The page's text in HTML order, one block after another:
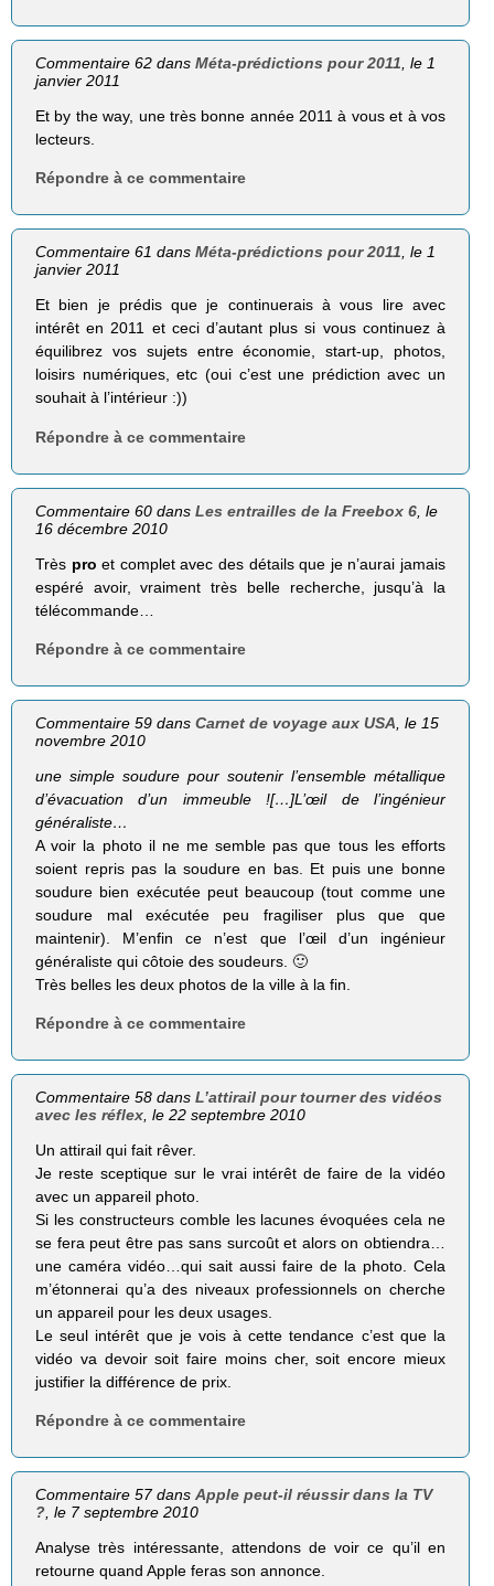
Commentaire 62 dansMéta-prédictions pour 2011 , le 1
janvier 2011
Et by the way, une très bonne année 2011 à vous et à vos
lecteurs.
Répondre à ce commentaire
Commentaire 61 dansMéta-prédictions pour 2011, le 1
janvier 2011
Et bien je prédis que je continuerais à vous lire avec
intérêt en 2011 et ceci d’autant plus si vous continuez à
équilibrez vos sujets entre économie, start-up, photos,
loisirs numériques, etc (oui c’est une prédiction avec un
souhait à l’intérieur :))
Répondre à ce commentaire
Commentaire 60 dansLes entrailles de la Freebox 6 , le
16 décembre 2010
Très pro et complet avec des détails que je n’aurai jamais
espéré avoir, vraiment très belle recherche, jusqu’à la
télécommande…
Répondre à ce commentaire
Commentaire 59 dansCarnet de voyage aux USA , le 15
novembre 2010
une simple sou­dure pour sou­te­nir l’ensemble métal­lique
d’évacuation d’un immeuble ![…]L’œil de l’ingénieur
généraliste…
A voir la photo il ne me semble pas que tous les efforts
soient repris pas la soudure en bas. Et puis une bonne
soudure bien exécutée peut beaucoup (tout comme une
soudure mal exécutée peu fragiliser plus que que
maintenir). M’enfin ce n’est que l’œil d’un ingénieur
généraliste qui côtoie des soudeurs. 🙂
Très belles les deux photos de la ville à la fin.
Répondre à ce commentaire
Commentaire 58 dansL’attirail pour tourner des vidéos
avec les réflex , le 22 septembre 2010
Un attirail qui fait rêver.
Je reste sceptique sur le vrai intérêt de faire de la vidéo
avec un appareil photo.
Si les constructeurs comble les lacunes évoquées cela ne
se fera peut être pas sans surcoût et alors on obtiendra…
une caméra vidéo…qui sait aussi faire de la photo. Cela
m’étonnerai qu’a des niveaux professionnels on cherche
un appareil pour les deux usages.
Le seul intérêt que je vois à cette tendance c’est que la
vidéo va devoir soit faire moins cher, soit encore mieux
justifier la différence de prix.
Répondre à ce commentaire
Commentaire 57 dansApple peut-il réussir dans la TV
?, le 7 septembre 2010
Analyse très intéressante, attendons de voir ce qu’il en
retourne quand Apple feras son annonce.